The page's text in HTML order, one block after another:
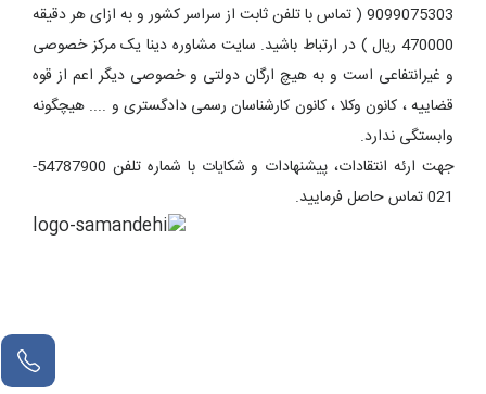
9099075303 ( تماس با تلفن ثابت از سراسر کشور و به ازای هر دقیقه
470000 ریال ) در ارتباط باشید. سایت مشاوره دینا یک مرکز خصوصی
و غیرانتفاعی است و به هیچ ارگان دولتی و خصوصی دیگر اعم از قوه
قضاییه ، کانون وکلا ، کانون کارشناسان رسمی دادگستری و .... هیچگونه
وابستگی ندارد.
جهت ارئه انتقادات، پیشنهادات و شکایات با شماره تلفن 54787900-
021 تماس حاصل فرمایید.